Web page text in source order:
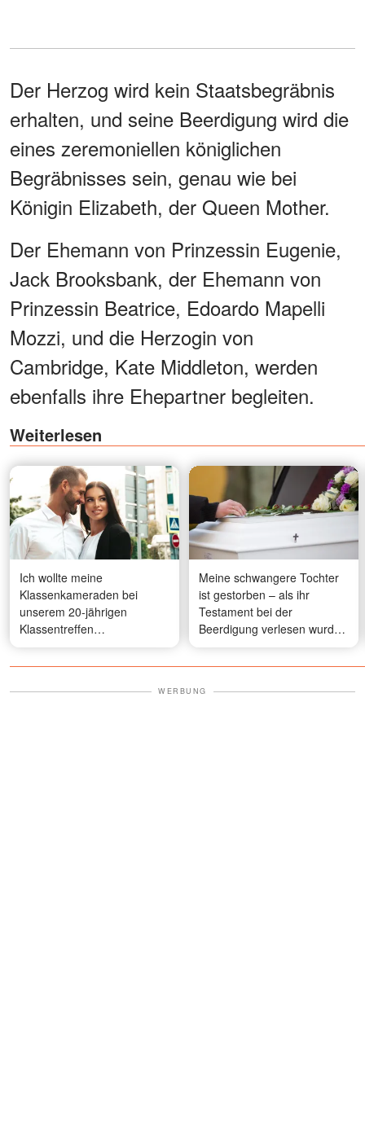
Der Herzog wird kein Staatsbegräbnis
erhalten, und seine Beerdigung wird die
eines zeremoniellen königlichen
Begräbnisses sein, genau wie bei
Königin Elizabeth, der Queen Mother.
Der Ehemann von Prinzessin Eugenie,
Jack Brooksbank, der Ehemann von
Prinzessin Beatrice, Edoardo Mapelli
Mozzi, und die Herzogin von
Cambridge, Kate Middleton, werden
ebenfalls ihre Ehepartner begleiten.
Weiterlesen
Ich wollte meine
Klassenkameraden bei
unserem 20-jährigen
Klassentreffen
beeindrucken, also habe ich
einen gutaussehenden
mich begleiten sollte – was
Meine schwangere Tochter
ist gestorben – als ihr
Testament bei der
Beerdigung verlesen wurde,
verstummte der ganze
Raum
WERBUNG